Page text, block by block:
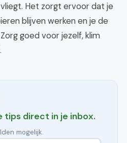
Het zorgt ervoor dat je
blijven werken en je de
goed voor jezelf, klim
tips direct in je inbox.
mogelijk.